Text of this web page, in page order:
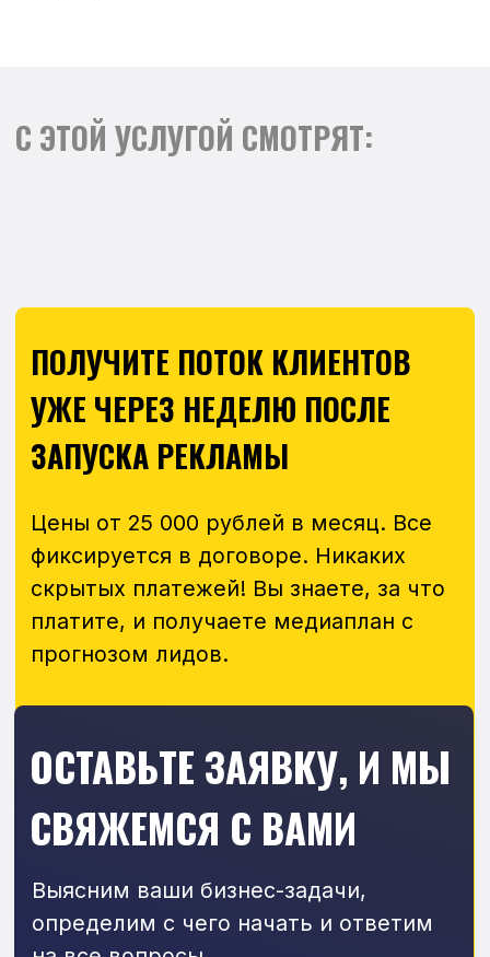
фиксируется в договоре. Никаких
скрытых платежей! Вы знаете, за что
СВЯЖЕМСЯ С ВАМИ
Выясним ваши бизнес-задачи,
определим с чего начать и ответим
на все вопросы.
+7
Даю согласие на обработку
персональных данных и согласен
политикой конфиденциальности
Консультация